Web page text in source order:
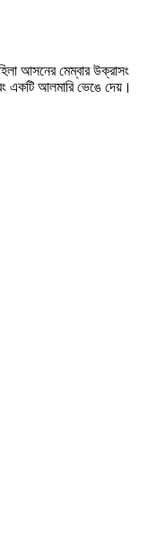
আসনের মেম্বার উক্রাসং
একটি আলমারি ভেঙে দেয়।